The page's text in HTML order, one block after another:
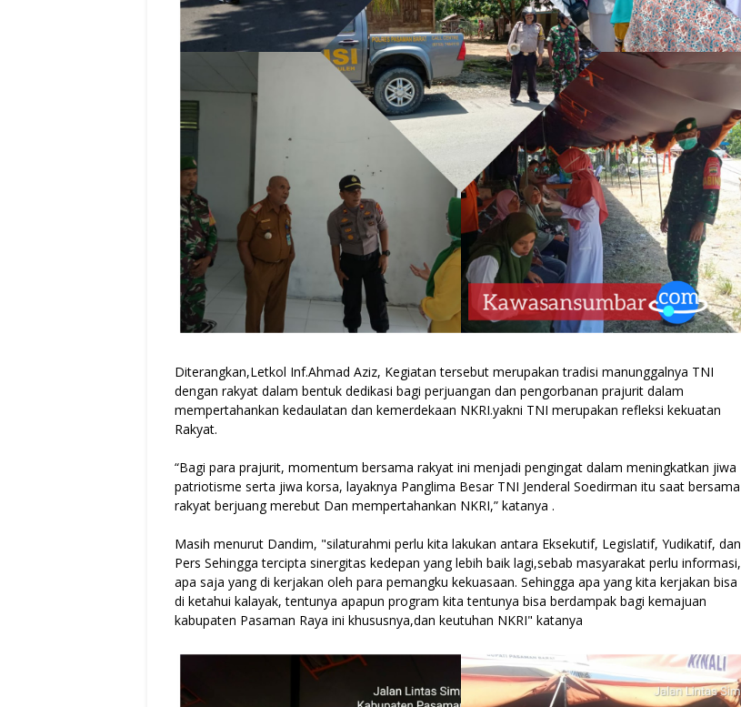
Diterangkan,Letkol Inf.Ahmad Aziz, Kegiatan tersebut merupakan tradisi manunggalnya TNI
dengan rakyat dalam bentuk dedikasi bagi perjuangan dan pengorbanan prajurit dalam
mempertahankan kedaulatan dan kemerdekaan NKRI.yakni TNI merupakan refleksi kekuatan
Rakyat.
“Bagi para prajurit, momentum bersama rakyat ini menjadi pengingat dalam meningkatkan jiwa
patriotisme serta jiwa korsa, layaknya Panglima Besar TNI Jenderal Soedirman itu saat bersama
rakyat berjuang merebut Dan mempertahankan NKRI,” katanya .
Masih menurut Dandim, "silaturahmi perlu kita lakukan antara Eksekutif, Legislatif, Yudikatif, dan
Pers Sehingga tercipta sinergitas kedepan yang lebih baik lagi,sebab masyarakat perlu informasi,
apa saja yang di kerjakan oleh para pemangku kekuasaan. Sehingga apa yang kita kerjakan bisa
di ketahui kalayak, tentunya apapun program kita tentunya bisa berdampak bagi kemajuan
kabupaten Pasaman Raya ini khususnya,dan keutuhan NKRI" katanya